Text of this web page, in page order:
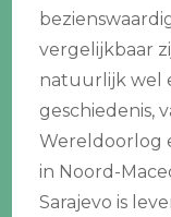
vergelijkbaar
natuurlijk wel
geschiedenis,
Wereldoorlog
in Noord-
Sarajevo is